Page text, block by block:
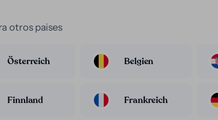
otros paises
Österreich Belgien
Finnland Frankreich